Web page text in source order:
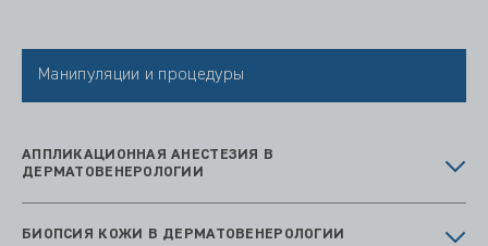
Манипуляции и процедуры
АППЛИКАЦИОННАЯ АНЕСТЕЗИЯ В
ДЕРМАТОВЕНЕРОЛОГИИ
БИОПСИЯ КОЖИ В ДЕРМАТОВЕНЕРОЛОГИИ